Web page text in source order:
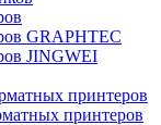
GRAPHTEC
JINGWEI
принтеров
принтеров